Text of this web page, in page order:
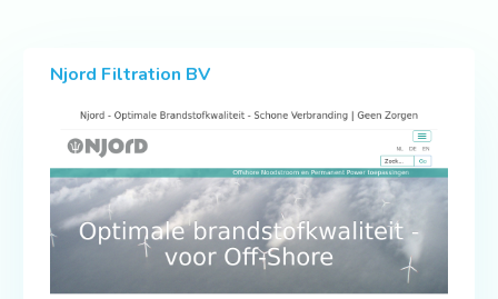
Njord Filtration BV